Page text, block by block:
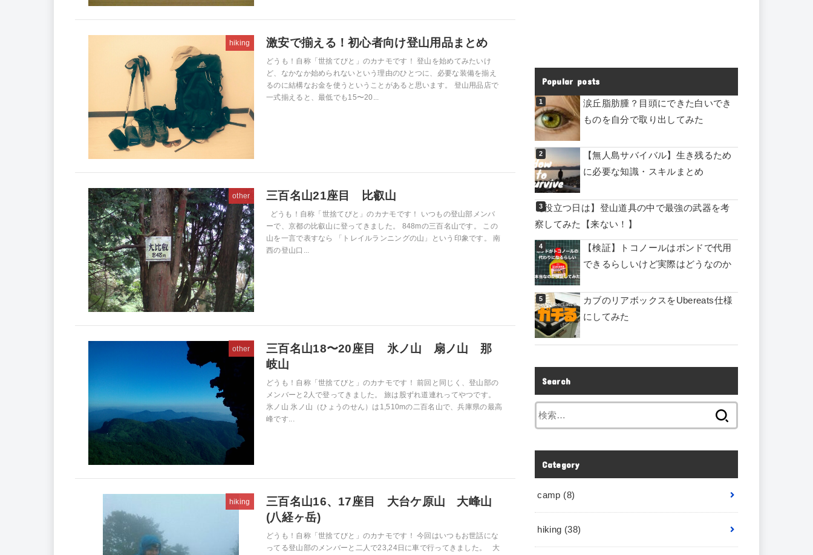
hiking 激安で揃える！初心者向け登山用品まとめ
どうも！自称「世捨てびと」のカナモです！ 登山を始めてみたいけ
ど、なかなか始められないという理由のひとつに、必要な装備を揃え
るのに結構なお金を使うということがあると思います。 登山用品店で
一式揃えると、最低でも15〜20...
other 三百名山21座目 比叡山
どうも！自称「世捨てびと」のカナモです！ いつもの登山部メンバ
ーで、京都の比叡山に登ってきました。 848mの三百名山です。 この
山を一言で表すなら 「トレイルランニングの山」という印象です。 南
西の登山口...
other
三百名山18〜20座目 氷ノ山 扇ノ山 那
岐山
どうも！自称「世捨てびと」のカナモです！ 前回と同じく、登山部の
メンバーと2人で登ってきました。 旅は股ずれ道連れってやつです。
氷ノ山 氷ノ山（ひょうのせん）は1,510mの二百名山で、兵庫県の最高
峰です...
hiking
三百名山16、17座目 大台ケ原山 大峰山
(八経ヶ岳)
どうも！自称「世捨てびと」のカナモです！ 今回はいつもお世話にな
ってる登山部のメンバーと二人で23,24日に車で行ってきました。 大
Popular posts
涙丘脂肪腫？目頭にできた白いでき
ものを自分で取り出してみた
【無人島サバイバル】生き残るため
に必要な知識・スキルまとめ
【役立つ日は】登山道具の中で最強の武器を考
察してみた【来ない！】
【検証】トコノールはボンドで代用
できるらしいけど実際はどうなのか
カブのリアボックスをUbereats仕様
にしてみた
Search
Category
camp (8)
hiking (38)